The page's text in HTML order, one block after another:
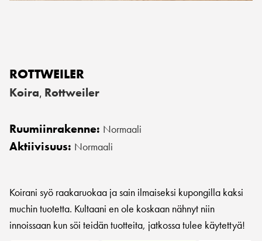
ROTTWEILER
Koira, Rottweiler
Ruumiinrakenne: Normaali
Aktiivisuus: Normaali
Koirani syö raakaruokaa ja sain ilmaiseksi kupongilla kaksi
muchin tuotetta. Kultaani en ole koskaan nähnyt niin
innoissaan kun söi teidän tuotteita, jatkossa tulee käytettyä!